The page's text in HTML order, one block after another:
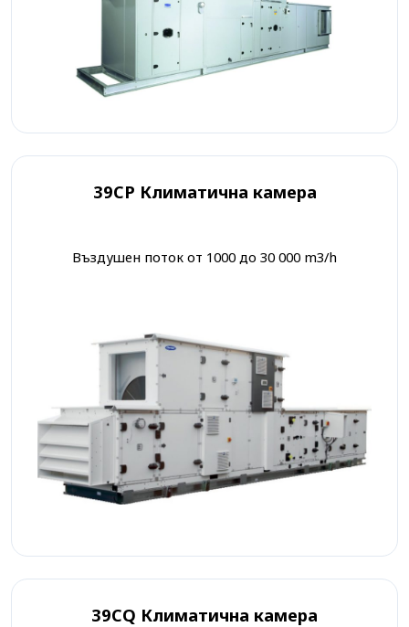
39CP Климатична камера
Въздушен поток от 1000 до 30 000 m3/h
39CQ Климатична камера